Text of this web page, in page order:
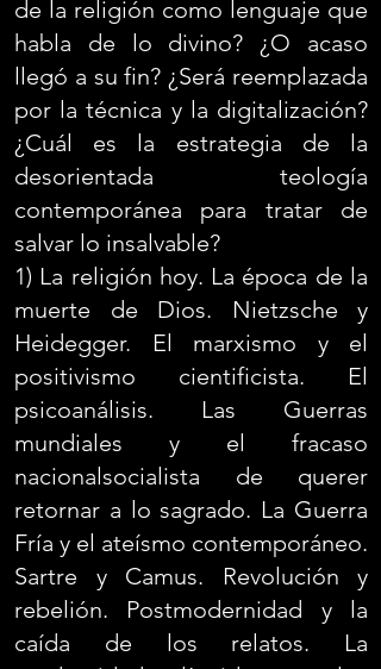
de la religión como lenguaje que
habla de lo divino? ¿O acaso
llegó a su fin? ¿Será reemplazada
por la técnica y la digitalización?
¿Cuál es la estrategia de la
desorientada teología
contemporánea para tratar de
salvar lo insalvable?
1) La religión hoy. La época de la
muerte de Dios. Nietzsche y
Heidegger. El marxismo y el
positivismo cientificista. El
psicoanálisis. Las Guerras
mundiales y el fracaso
nacionalsocialista de querer
retornar a lo sagrado. La Guerra
Fría y el ateísmo contemporáneo.
Sartre y Camus. Revolución y
rebelión. Postmodernidad y la
caída de los relatos. La